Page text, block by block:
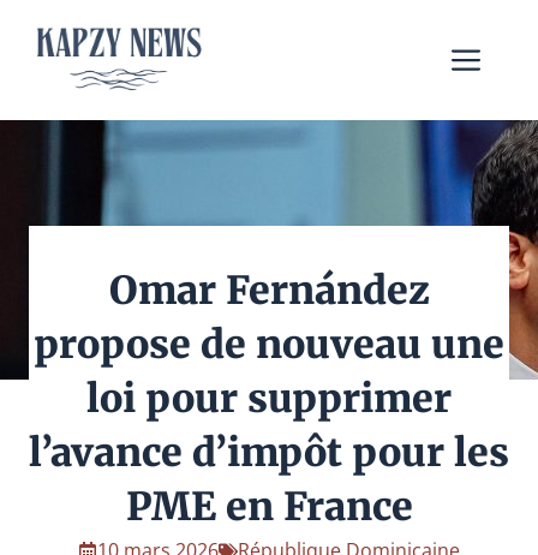
contenu
Omar Fernández
propose de nouveau une
loi pour supprimer
l’avance d’impôt pour les
PME en France